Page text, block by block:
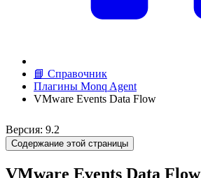
📘 Справочник
Плагины Monq Agent
VMware Events Data Flow
Версия: 9.2
Содержание этой страницы
VMware Events Data Flow